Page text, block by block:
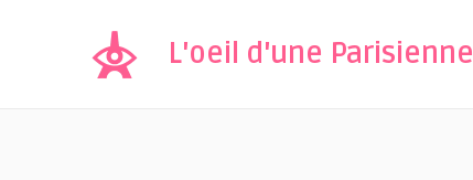
L'oeil d'une Parisienne